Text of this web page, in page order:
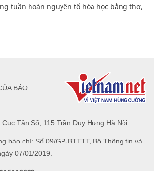
tuần hoàn nguyên tố hóa học bằng thơ,
Tần Số, 115 Trần Duy Hưng Hà Nội
báo chí: Số 09/GP-BTTTT, Bộ Thông tin và
07/01/2019.
BÁO